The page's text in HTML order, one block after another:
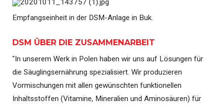
Empfangseinheit in der DSM-Anlage in Buk.
DSM ÜBER DIE ZUSAMMENARBEIT
"In unserem Werk in Polen haben wir uns auf Lösungen für
die Säuglingsernährung spezialisiert. Wir produzieren
Vormischungen mit allen gewünschten funktionellen
Inhaltsstoffen (Vitamine, Mineralien und Aminosäuren) für